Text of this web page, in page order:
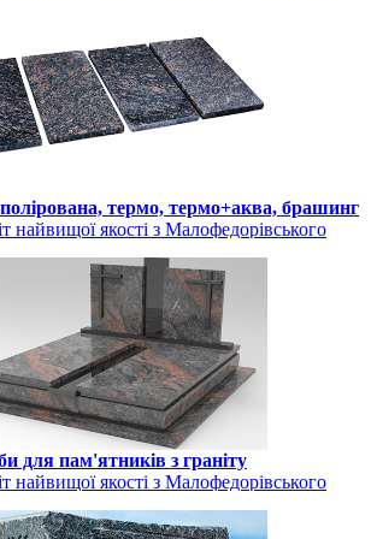
термо, термо+аква, брашинг
якості з Малофедорівського
для пам'ятників з граніту
якості з Малофедорівського